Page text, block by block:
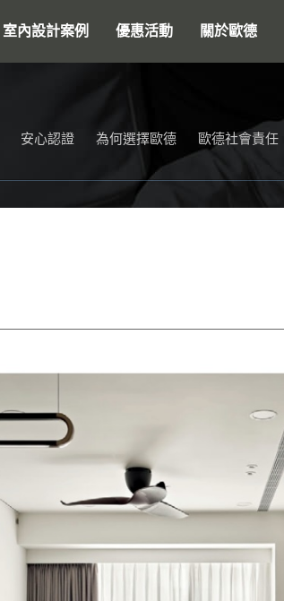
室內設計案例 優惠活動 關於歐德
搜尋
安心認證 為何選擇歐德 歐德社會責任